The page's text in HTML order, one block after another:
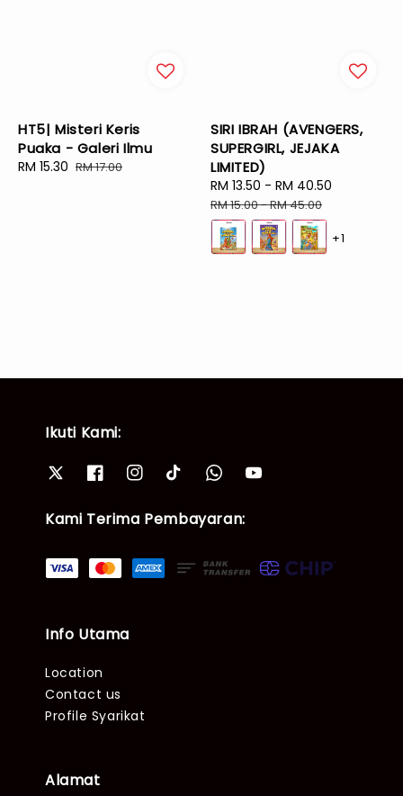
HT5| Misteri Keris
Puaka - Galeri Ilmu
Sale
RM 15.30 Regular
RM 17.00
SIRI IBRAH (AVENGERS,
SUPERGIRL, JEJAKA
LIMITED)
Sale
price
RM 13.50 - RM 40.50
RM 15.00-RM 45.00
+1
Ikuti Kami:
Kami Terima Pembayaran:
Info Utama
Location
Contact us
Profile Syarikat
Alamat